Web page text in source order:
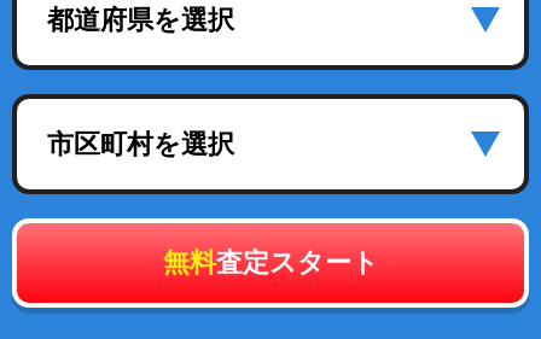
都道府県を選択
市区町村を選択
無料査定スタート